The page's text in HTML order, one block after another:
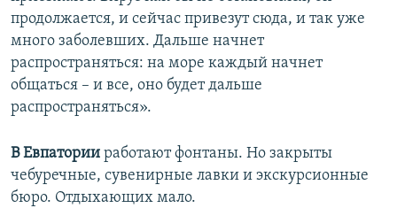
продолжается, и сейчас привезут сюда, и так уже
много заболевших. Дальше начнет
распространяться: на море каждый начнет
общаться – и все, оно будет дальше
распространяться».
В Евпатории работают фонтаны. Но закрыты
чебуречные, сувенирные лавки и экскурсионные
бюро. Отдыхающих мало.